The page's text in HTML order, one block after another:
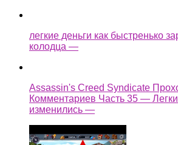
легкие деньги как быстренько
колодца —
Assassin's Creed Syndicate
Комментариев Часть 35 —
изменились —